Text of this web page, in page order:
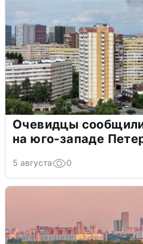
Очевидцы
на юго-западе
5 августа 0